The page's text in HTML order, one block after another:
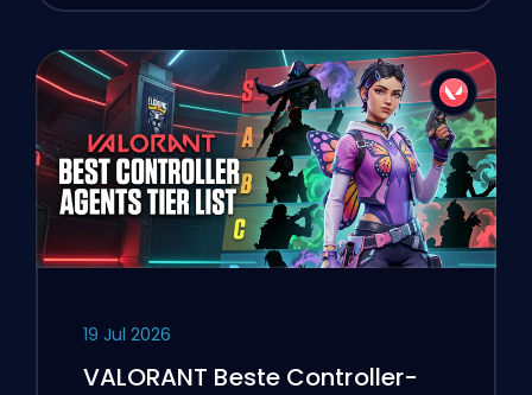
19 Jul 2026
VALORANT Beste Controller-